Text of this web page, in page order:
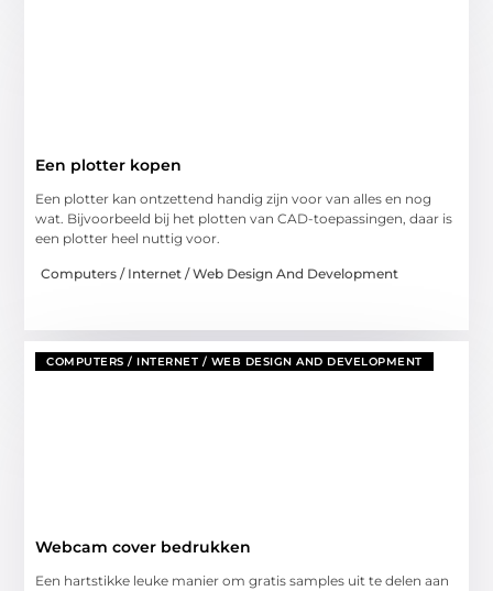
Een plotter kopen
Een plotter kan ontzettend handig zijn voor van alles en nog
wat. Bijvoorbeeld bij het plotten van CAD-toepassingen, daar is
een plotter heel nuttig voor.
Computers / Internet / Web Design And Development
COMPUTERS / INTERNET / WEB DESIGN AND DEVELOPMENT
Webcam cover bedrukken
Een hartstikke leuke manier om gratis samples uit te delen aan